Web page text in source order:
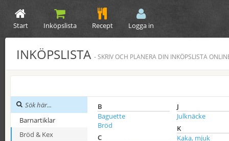
Start Inköpslista Recept Logga in
INKÖPSLISTA - SKRIV OCH PLANERA DIN INKÖPSLISTA
Barnartiklar
Bröd & Kex
B
Baguette
Bröd
C
J
Julknäcke
K
Kaka, mjuk